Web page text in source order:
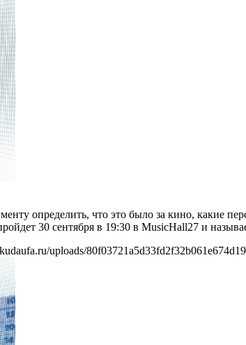
определить, что это было за кино, какие
30 сентября в 19:30 в MusicHall27 и
uploads/